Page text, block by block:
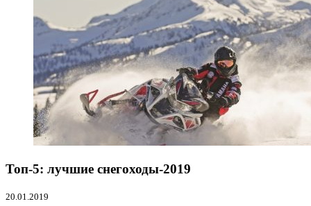
Топ-5: лучшие снегоходы-2019
20.01.2019